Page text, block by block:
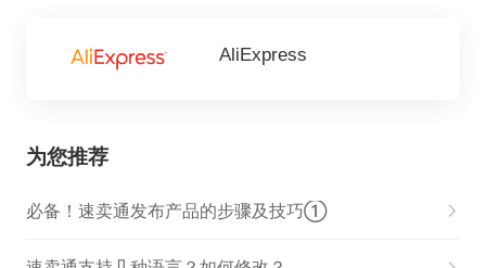
AliExpress
为您推荐
必备！速卖通发布产品的步骤及技巧①